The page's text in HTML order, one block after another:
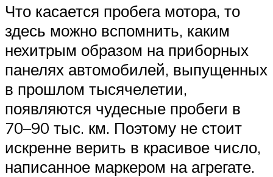
Что касается пробега мотора, то
здесь можно вспомнить, каким
нехитрым образом на приборных
панелях автомобилей, выпущенных
в прошлом тысячелетии,
появляются чудесные пробеги в
70–90 тыс. км. Поэтому не стоит
искренне верить в красивое число,
написанное маркером на агрегате.